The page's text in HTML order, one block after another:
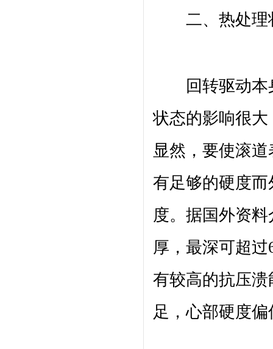
二、热处理
回转驱动本身
状态的影响很
显然，要使滚
有足够的硬度
度。据国外资
厚，最深可超
有较高的抗压
足，心部硬度